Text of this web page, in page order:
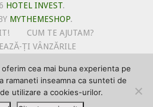
HOTEL INVEST.
MYTHEMESHOP.
CUM TE AJUTAM?
ȚI VÂNZĂRILE
UTILIZARE COOKIE-URI
MEGA-CADOURI LA ABONARE
PE HOTELINVEST
cea mai buna experienta pe
ramaneti inseamna ca sunteti de
utilizare a cookies-urilor.